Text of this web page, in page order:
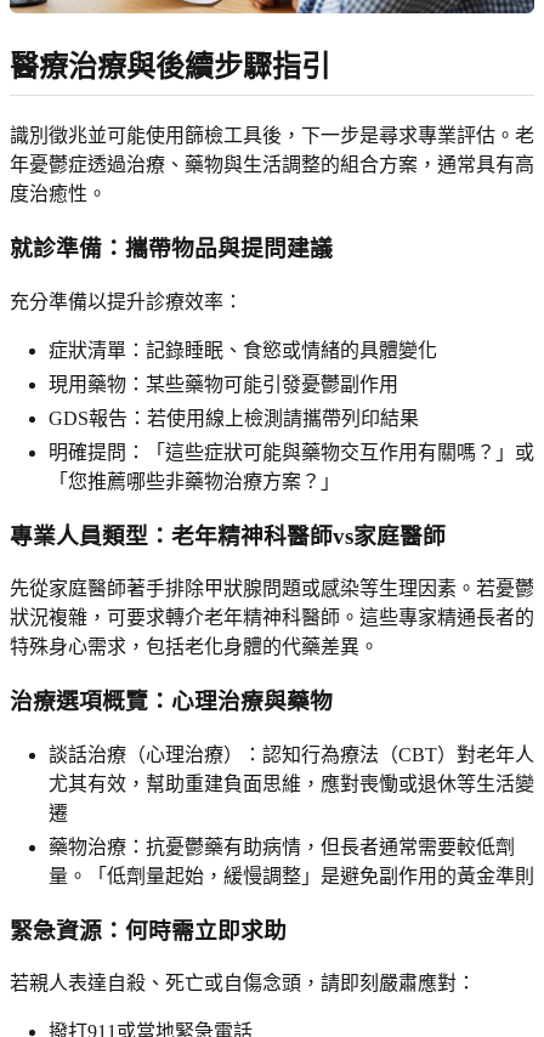
醫療治療與後續步驟指引
識別徵兆並可能使用篩檢工具後，下一步是尋求專業評估。老
年憂鬱症透過治療、藥物與生活調整的組合方案，通常具有高
度治癒性。
就診準備：攜帶物品與提問建議
充分準備以提升診療效率：
症狀清單：記錄睡眠、食慾或情緒的具體變化
現用藥物：某些藥物可能引發憂鬱副作用
GDS報告：若使用線上檢測請攜帶列印結果
明確提問：「這些症狀可能與藥物交互作用有關嗎？」或
「您推薦哪些非藥物治療方案？」
專業人員類型：老年精神科醫師vs家庭醫師
先從家庭醫師著手排除甲狀腺問題或感染等生理因素。若憂鬱
狀況複雜，可要求轉介老年精神科醫師。這些專家精通長者的
特殊身心需求，包括老化身體的代藥差異。
治療選項概覽：心理治療與藥物
談話治療（心理治療）：認知行為療法（CBT）對老年人
尤其有效，幫助重建負面思維，應對喪慟或退休等生活變
遷
藥物治療：抗憂鬱藥有助病情，但長者通常需要較低劑
量。「低劑量起始，緩慢調整」是避免副作用的黃金準則
緊急資源：何時需立即求助
若親人表達自殺、死亡或自傷念頭，請即刻嚴肅應對：
撥打911或當地緊急電話